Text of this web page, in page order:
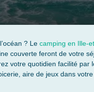
? Le camping en Ille-
couverte feront de votre
votre quotidien facilité par
aire de jeux dans votre